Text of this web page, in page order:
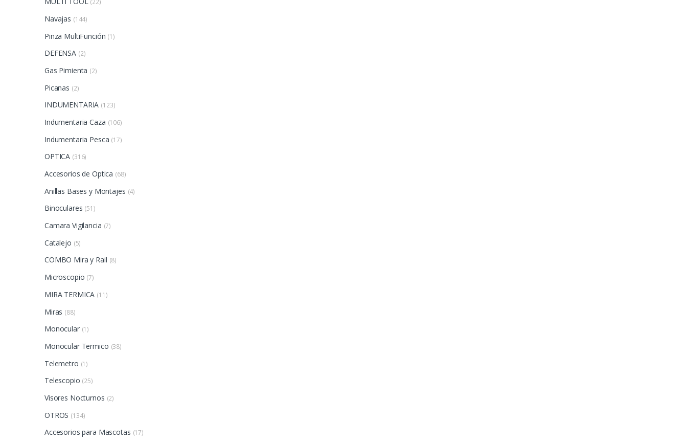
(22)
Navajas (144)
Pinza MultiFunción (1)
DEFENSA (2)
Gas Pimienta (2)
Picanas (2)
INDUMENTARIA (123)
Indumentaria Caza (106)
Indumentaria Pesca (17)
OPTICA (316)
Accesorios de Optica (68)
Anillas Bases y Montajes (4)
Binoculares (51)
Camara Vigilancia (7)
Catalejo (5)
COMBO Mira y Rail (8)
Microscopio (7)
MIRA TERMICA (11)
Miras (88)
Monocular (1)
Monocular Termico (38)
Telemetro (1)
Telescopio (25)
Visores Nocturnos (2)
OTROS (134)
Accesorios para Mascotas (17)